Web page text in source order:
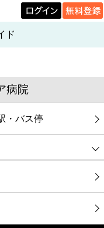
ド
病院
・バス停